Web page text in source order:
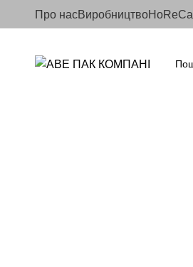
Про насВиробництвоHoReCa